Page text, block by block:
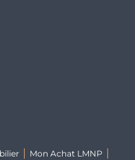
Mon Achat LMNP